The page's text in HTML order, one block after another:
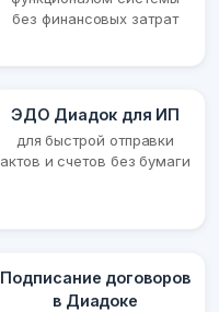
без финансовых затрат
ЭДО Диадок для ИП
для быстрой отправки
актов и счетов без бумаги
Подписание договоров
в Диадоке